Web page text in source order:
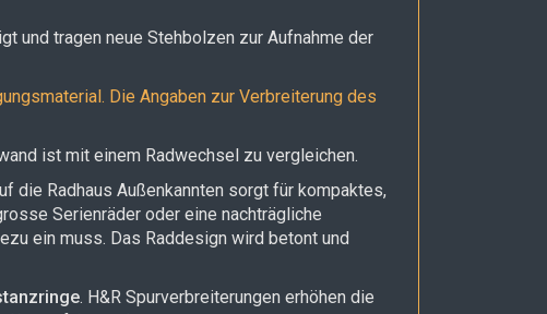
und tragen neue Stehbolzen zur Aufnahme der
Die Angaben zur Verbreiterung des
ist mit einem Radwechsel zu vergleichen.
die Radhaus Außenkannten sorgt für kompaktes,
Serienräder oder eine nachträgliche
ein muss. Das Raddesign wird betont und
. H&R Spurverbreiterungen erhöhen die